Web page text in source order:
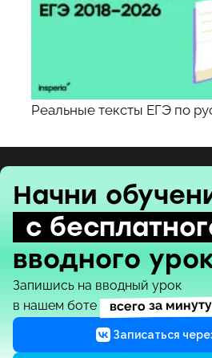
Реальные тексты ЕГЭ по
Начни
с
вводного
Запишись на вводный урок
в нашем боте
всего за минуту
Записаться